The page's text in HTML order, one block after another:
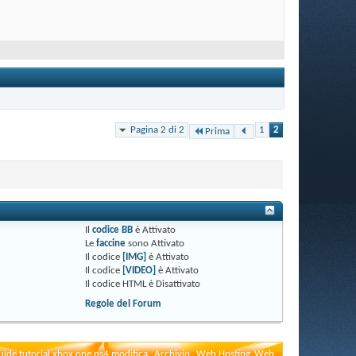
Pagina 2 di 2 Prima 1 2
codice BBè Attivato
Le faccinesono Attivato
Il codice
[IMG] è Attivato
Il codice [VIDEO] è Attivato
Il codice HTML è Disattivato
Regole del Forum